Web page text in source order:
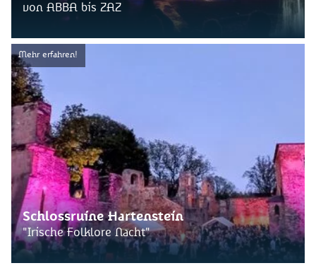
von ABBA bis ZAZ
Mehr erfahren!
Schlossruine Hartenstein
"Irische Folklore Nacht"